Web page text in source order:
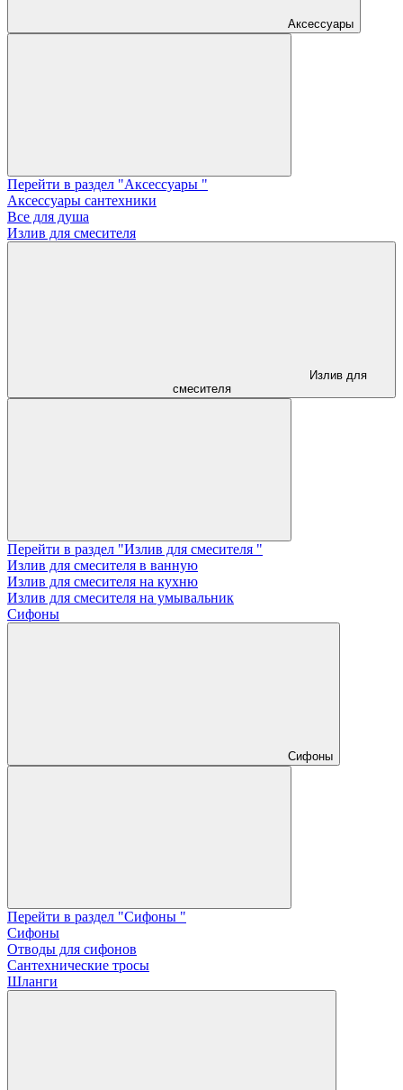
Аксессуары
Перейти в раздел "Аксессуары "
Аксессуары сантехники
Все для душа
Излив для смесителя
Излив для
смесителя
Перейти в раздел "Излив для смесителя "
Излив для смесителя в ванную
Излив для смесителя на кухню
Излив для смесителя на умывальник
Сифоны
Сифоны
Перейти в раздел "Сифоны "
Сифоны
Отводы для сифонов
Сантехнические тросы
Шланги